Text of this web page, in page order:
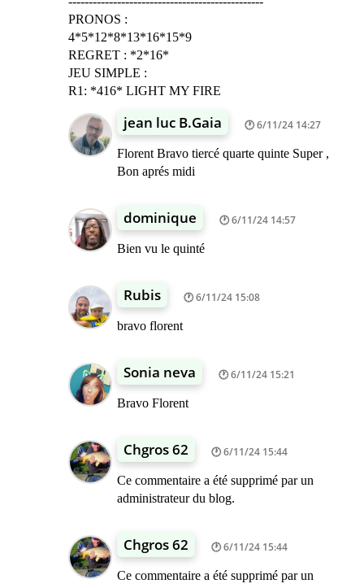
PRONOS :
4*5*12*8*13*16*15*9
REGRET : *2*16*
JEU SIMPLE :
R1: *416* LIGHT MY FIRE
jean luc B.Gaia 6/11/24 14:27
Florent Bravo tiercé quarte quinte Super ,
Bon aprés midi
dominique 6/11/24 14:57
Bien vu le quinté
Rubis 6/11/24 15:08
bravo florent
Sonia neva 6/11/24 15:21
Bravo Florent
Chgros 62 6/11/24 15:44
Ce commentaire a été supprimé par un
administrateur du blog.
Chgros 62 6/11/24 15:44
Ce commentaire a été supprimé par un